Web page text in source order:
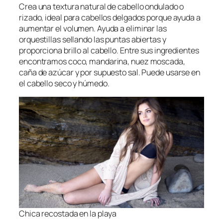
Crea una textura natural de cabello ondulado o
rizado, ideal para cabellos delgados porque ayuda a
aumentar el volumen. Ayuda a eliminar las
orquestillas sellando las puntas abiertas y
proporciona brillo al cabello. Entre sus ingredientes
encontramos coco, mandarina, nuez moscada,
caña de azúcar y por supuesto sal. Puede usarse en
el cabello seco y húmedo.
Chica recostada en la playa